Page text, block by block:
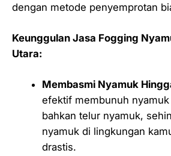
dengan metode penyemprotan
Keunggulan Jasa Fogging
Utara:
Membasmi Nyamuk
efektif membunuh
bahkan telur nyamuk,
nyamuk di lingkungan
drastis.